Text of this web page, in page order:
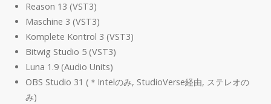
Reason 13 (VST3)
Maschine 3 (VST3)
Komplete Kontrol 3 (VST3)
Bitwig Studio 5 (VST3)
Luna 1.9 (Audio Units)
OBS Studio 31 (＊Intelのみ, StudioVerse経由, ステレオの
み)